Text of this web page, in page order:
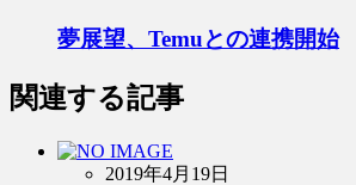
夢展望、Temuとの連携開始
関連する記事
2019年4月19日